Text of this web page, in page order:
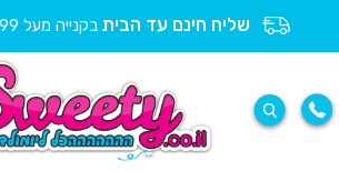
שליח חינם עד הבית בקנייה מעל 299 ₪